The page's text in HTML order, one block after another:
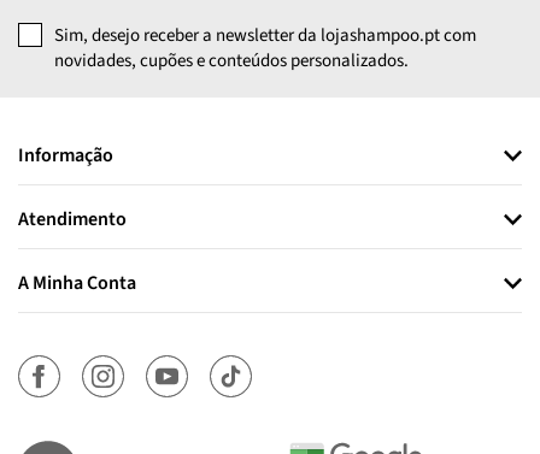
Sim, desejo receber a newsletter da lojashampoo.pt com
novidades, cupões e conteúdos personalizados.
Informação
Atendimento
A Minha Conta